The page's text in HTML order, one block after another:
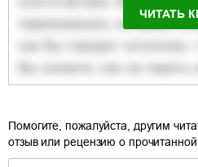
ЧИТАТЬ
Помогите, пожалуйста, другим
отзыв или рецензию о прочитанной